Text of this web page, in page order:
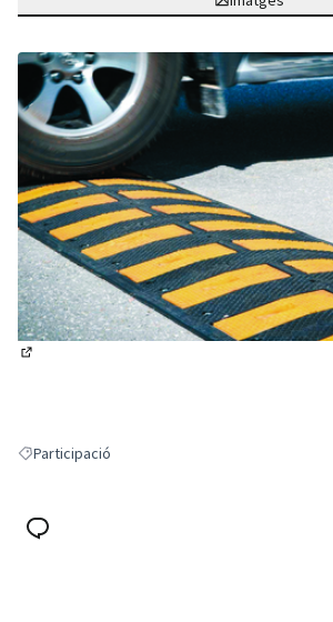
Resultats en filtrar per: Participació
Participació